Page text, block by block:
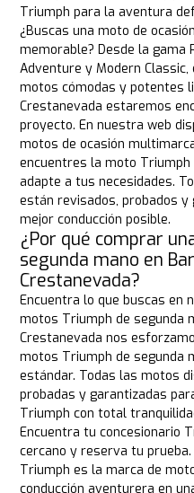
Triumph para la aventura
¿Buscas una moto de
memorable? Desde la
Adventure y Modern
motos cómodas y potentes
Crestanevada estaremos
proyecto. En nuestra web
motos de ocasión
encuentres la moto Triumph
adapte a tus necesidades.
están revisados, probados
mejor conducción posible.
¿Por qué comprar
segunda mano en
Crestanevada?
Encuentra lo que buscas en
motos Triumph de segunda
Crestanevada nos
motos Triumph de segunda
estándar. Todas las motos
probadas y garantizadas
Triumph con total
Encuentra tu concesionario
cercano y reserva tu
Triumph es la marca de
conducción aventurera en